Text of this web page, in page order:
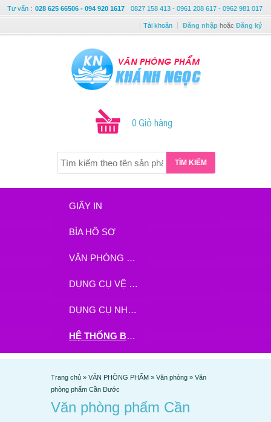
Tư vấn : 028 625 66506 - 094 920 1617 0827 158 413 - 0961 208 617 - 0962 981 017
Tài khoản Đăng nhập hoặc Đăng ký
0 Giỏ hàng
TÌM KIẾM
GIẤY IN
BÌA HỒ SƠ
VĂN PHÒNG PHẨM
DỤNG CỤ VỆ SINH
DỤNG CỤ NHÀ BẾP
HỆ THỐNG BHX - TGDĐ ĐẶT HÀNG TẠI ĐÂY
Trang chủ » VĂN PHÒNG PHẨM » Văn phòng » Văn
phòng phẩm Cần Đước
Văn phòng phẩm Cần